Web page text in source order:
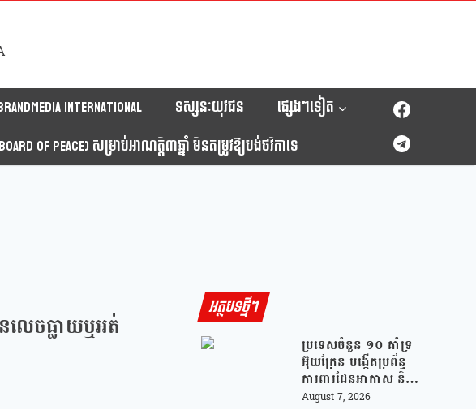
international ទស្សនៈយុវជន
ផ្សេងៗទៀត
Of Peace) សម្រាប់អាណត្តិ៣ឆ្នាំ មិនតម្រូវឱ្យបង់ថវិកាទេ
លេចធ្លាយឬអត់
អត្ថបទថ្មីៗ
ប្រទេសចំនួន ១០ គាំទ្រ
អ៊ុយក្រែន បង្កើតប្រព័ន្ធ
ការពារដែនអាកាស និងមី
ស៊ីលបាលីស្ទិក រួមគ្នាជា
August 7, 2026